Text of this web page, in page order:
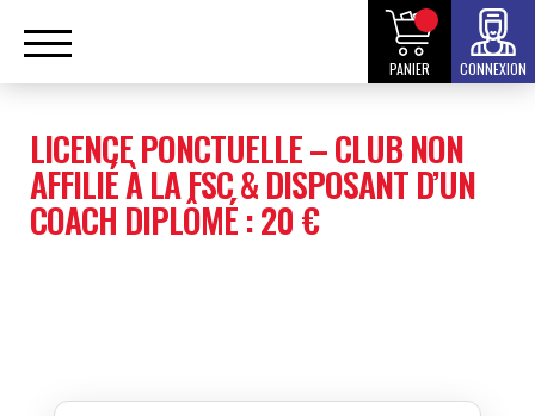
PANIER CONNEXION
LICENCE PONCTUELLE – CLUB NON
AFFILIÉ À LA FSC & DISPOSANT D’UN
COACH DIPLÔMÉ : 20 €